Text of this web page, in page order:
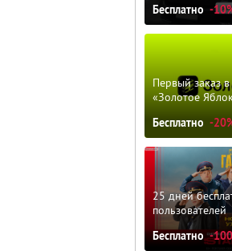
Бесплатно -
Первый заказ
«Золотое
Бесплатно -
25 дней
пользователей
Бесплатно -